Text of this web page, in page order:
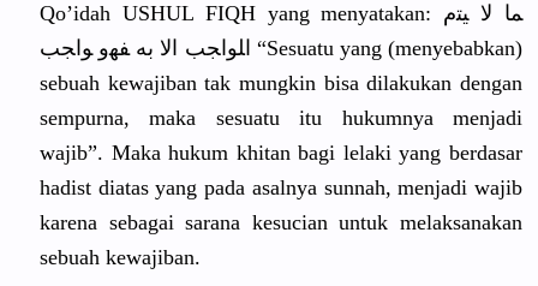
Qo’idah USHUL FIQH yang menyatakan: ﻤﺎ ﻻ ﻴﺘﻡ
ﺍﻠﻮﺍﺠﺐ ﺍﻻ ﺑﻪ ﻔﻬﻭ ﻮﺍﺠﺐ “Sesuatu yang (menyebabkan)
sebuah kewajiban tak mungkin bisa dilakukan dengan
sempurna, maka sesuatu itu hukumnya menjadi
wajib”. Maka hukum khitan bagi lelaki yang berdasar
hadist diatas yang pada asalnya sunnah, menjadi wajib
karena sebagai sarana kesucian untuk melaksanakan
sebuah kewajiban.